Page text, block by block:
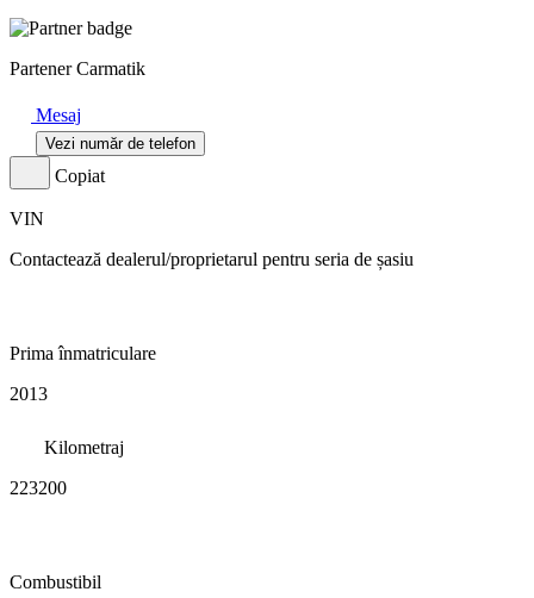
Partener Carmatik
Mesaj
Vezi număr de telefon
Copiat
VIN
Contactează dealerul/proprietarul pentru seria de șasiu
Prima înmatriculare
2013
Kilometraj
223200
Combustibil